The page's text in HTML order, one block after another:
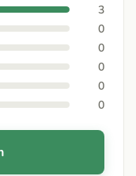
3
0
0
0
0
0